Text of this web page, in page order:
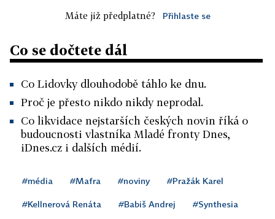
Máte již předplatné? Přihlaste se
Co se dočtete dál
Co Lidovky dlouhodobě táhlo ke dnu.
Proč je přesto nikdo nikdy neprodal.
Co likvidace nejstarších českých novin říká o
budoucnosti vlastníka Mladé fronty Dnes,
iDnes.cz i dalších médií.
#média #Mafra #noviny #Pražák Karel
#Kellnerová Renáta #Babiš Andrej #Synthesia